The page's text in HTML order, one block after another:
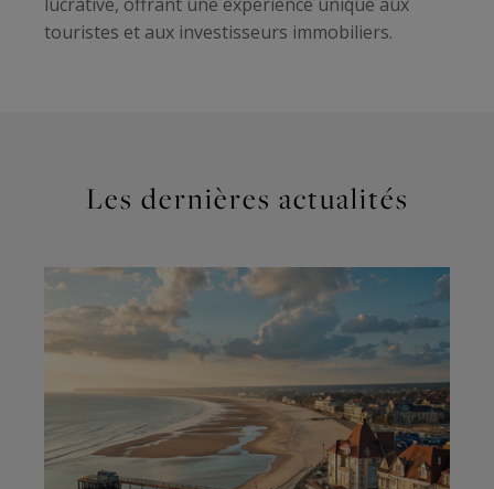
touristes et aux investisseurs immobiliers.
Les dernières actualités